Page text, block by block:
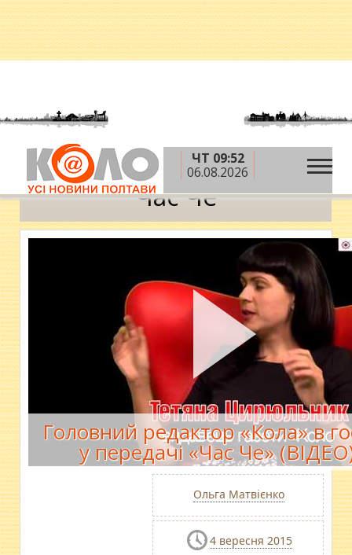
ЧТ 09:52
06.08.2026
Головна » Час Че
Час Че
Головний редактор «Кола» в
у передачі «Час Че»
Ольга Матвієнко
4 вересня 2015